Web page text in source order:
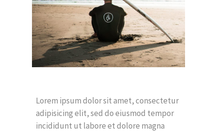
Lorem ipsum dolor sit amet, consectetur
adipisicing elit, sed do eiusmod tempor
incididunt ut labore et dolore magna